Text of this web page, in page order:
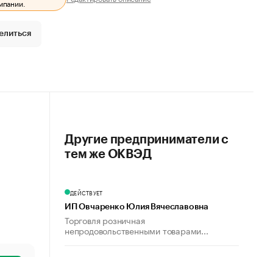
Другие предприниматели с
тем же ОКВЭД
ДЕЙСТВУЕТ
ИП Овчаренко Юлия Вячеславовна
Торговля розничная
непродовольственными товарами...